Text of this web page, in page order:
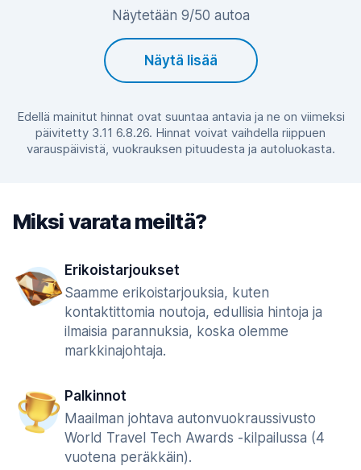
Näytetään 9/50 autoa
Näytä lisää
Edellä mainitut hinnat ovat suuntaa antavia ja ne on viimeksi
päivitetty 3.11 6.8.26. Hinnat voivat vaihdella riippuen
varauspäivistä, vuokrauksen pituudesta ja autoluokasta.
Miksi varata meiltä?
Erikoistarjoukset
Saamme erikoistarjouksia, kuten
kontaktittomia noutoja, edullisia hintoja ja
ilmaisia parannuksia, koska olemme
markkinajohtaja.
Palkinnot
Maailman johtava autonvuokraussivusto
World Travel Tech Awards -kilpailussa (4
vuotena peräkkäin).